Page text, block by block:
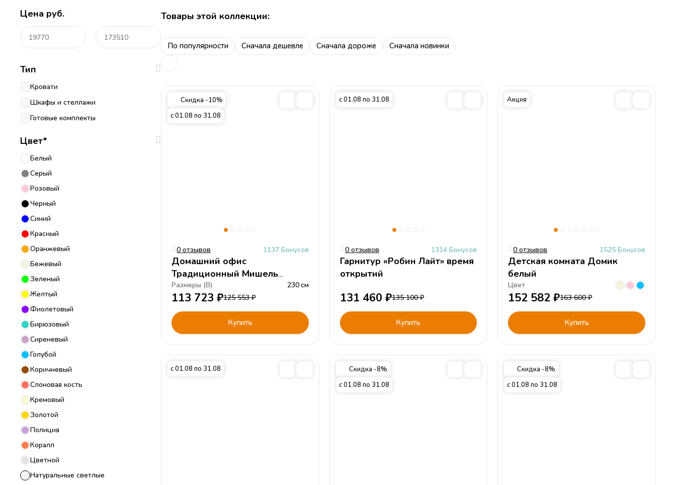
Цена руб.
Тип
Кровати
Шкафы и стеллажи
Готовые комплекты
Цвет*
Белый
Серый
Розовый
Черный
Синий
Красный
Оранжевый
Бежевый
Зеленый
Желтый
Фиолетовый
Бирюзовый
Сиреневый
Голубой
Коричневый
Слоновая кость
Кремовый
Золотой
Полиция
Коралл
Цветной
Натуральные светлые
Товары этой коллекции:
По популярности Сначала дешевле Сначала дороже Cначала новинки
Скидка -10%
с 01.08 по 31.08
0 отзывов 1137 Бонусов
Домашний офис
Традиционный Мишель
Белый
Размеры (В) 230см
113 723 ₽125 553₽
Купить
с 01.08 по 31.08
0 отзывов 1314 Бонусов
Гарнитур «Робин Лайт» время
открытий
131 460 ₽135 100₽
Купить
Акция
0 отзывов 1525 Бонусов
Детская комната Домик
белый
Цвет
152 582₽163 600₽
Купить
с 01.08 по 31.08
Скидка -8%
с 01.08 по 31.08
Скидка -8%
с 01.08 по 31.08